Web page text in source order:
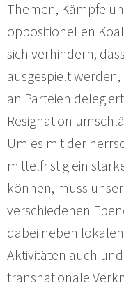
Themen, Kämpfe
oppositionellen
sich verhindern,
ausgespielt
an Parteien
Resignation
Um es mit der
mittelfristig ein
können, muss
verschiedenen
dabei neben
Aktivitäten auch
transnationale